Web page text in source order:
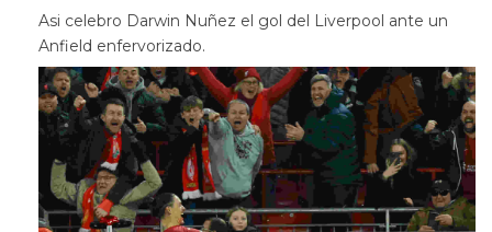
Asi celebro Darwin Nuñez el gol del Liverpool ante un
Anfield enfervorizado.